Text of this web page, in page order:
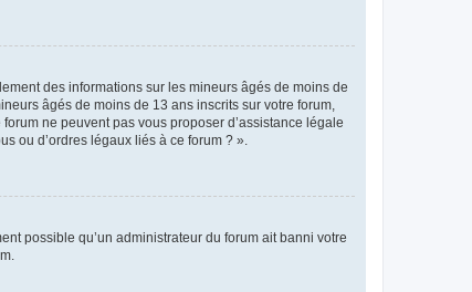
des informations sur les mineurs âgés de moins de
âgés de moins de 13 ans inscrits sur votre forum,
ne peuvent pas vous proposer d’assistance légale
ou d’ordres légaux liés à ce forum ? ».
possible qu’un administrateur du forum ait banni votre